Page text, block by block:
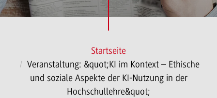
Startseite
Veranstaltung: &quot;KI im Kontext – Ethische
und soziale Aspekte der KI-Nutzung in der
Hochschullehre&quot;